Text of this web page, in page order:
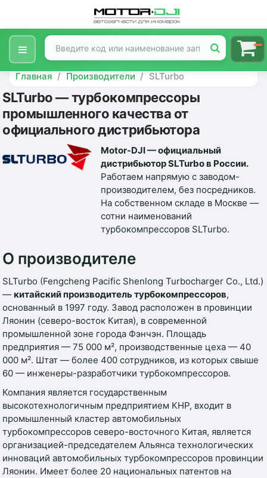
Главная Производители SLTurbo
SLTurbo — турбокомпрессоры
промышленного качества от
официального дистрибьютора
Motor-DJI — официальный
дистрибьютор SLTurbo в России.
Работаем напрямую с заводом-
производителем, без посредников.
На собственном складе в Москве —
сотни наименований
турбокомпрессоров SLTurbo.
О производителе
SLTurbo (Fengcheng Pacific Shenlong Turbocharger Co., Ltd.)
— китайский производитель турбокомпрессоров,
основанный в 1997 году. Завод расположен в провинции
Ляонин (северо-восток Китая), в современной
промышленной зоне города Фэнчэн. Площадь
предприятия — 75 000 м², производственные цеха — 40
000 м². Штат — более 400 сотрудников, из которых свыше
60 — инженеры-разработчики турбокомпрессоров.
Компания является государственным
высокотехнологичным предприятием КНР, входит в
промышленный кластер автомобильных
турбокомпрессоров северо-восточного Китая, является
организацией-председателем Альянса технологических
инноваций автомобильных турбокомпрессоров провинции
Ляонин. Имеет более 20 национальных патентов на